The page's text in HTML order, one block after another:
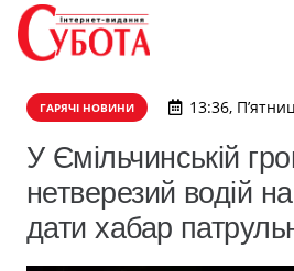
ГАРЯЧІ НОВИНИ 13:36,
У Ємільчинській
нетверезий водій
дати хабар